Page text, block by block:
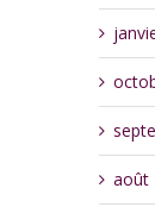
août